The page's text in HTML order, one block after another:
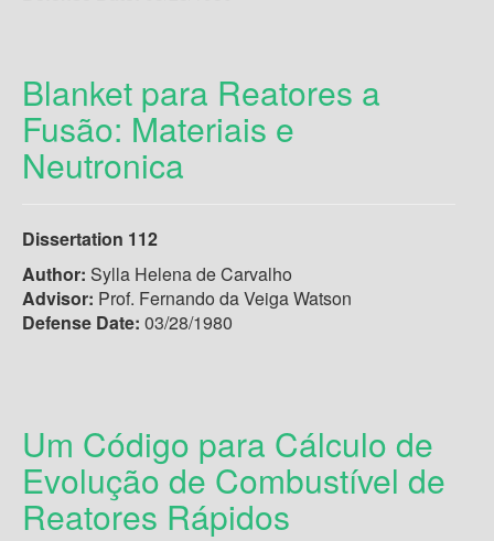
Blanket para Reatores a
Fusão: Materiais e
Neutronica
Dissertation 112
Author: Sylla Helena de Carvalho
Advisor: Prof. Fernando da Veiga Watson
Defense Date: 03/28/1980
Um Código para Cálculo de
Evolução de Combustível de
Reatores Rápidos